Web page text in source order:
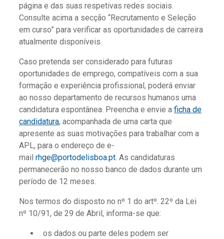
página e das suas respetivas redes sociais.
Consulte acima a secção “Recrutamento e Seleção
em curso” para verificar as oportunidades de carreira
atualmente disponíveis.
Caso pretenda ser considerado para futuras
oportunidades de emprego, compatíveis com a sua
formação e experiência profissional, poderá enviar
ao nosso departamento de recursos humanos uma
candidatura espontânea. Preencha e envie aficha de
candidatura, acompanhada de uma carta que
apresente as suas motivações para trabalhar com a
APL, para o endereço de e-
mailrhge@portodelisboa.pt . As candidaturas
permanecerão no nosso banco de dados durante um
período de 12 meses.
Nos termos do disposto no nº 1 do artº. 22º da Lei
nº 10/91, de 29 de Abril, informa-se que:
os dados ou parte deles podem ser